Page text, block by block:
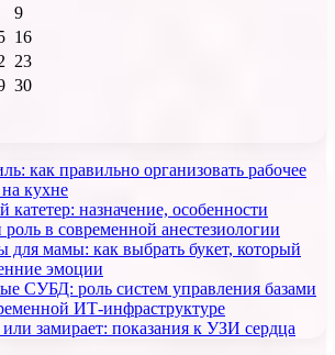
9
16
23
30
как правильно организовать рабочее
кухне
назначение, особенности
в современной анестезиологии
для мамы: как выбрать букет, который
эмоции
СУБД: роль систем управления базами
ИТ-инфраструктуре
или замирает: показания к УЗИ сердца